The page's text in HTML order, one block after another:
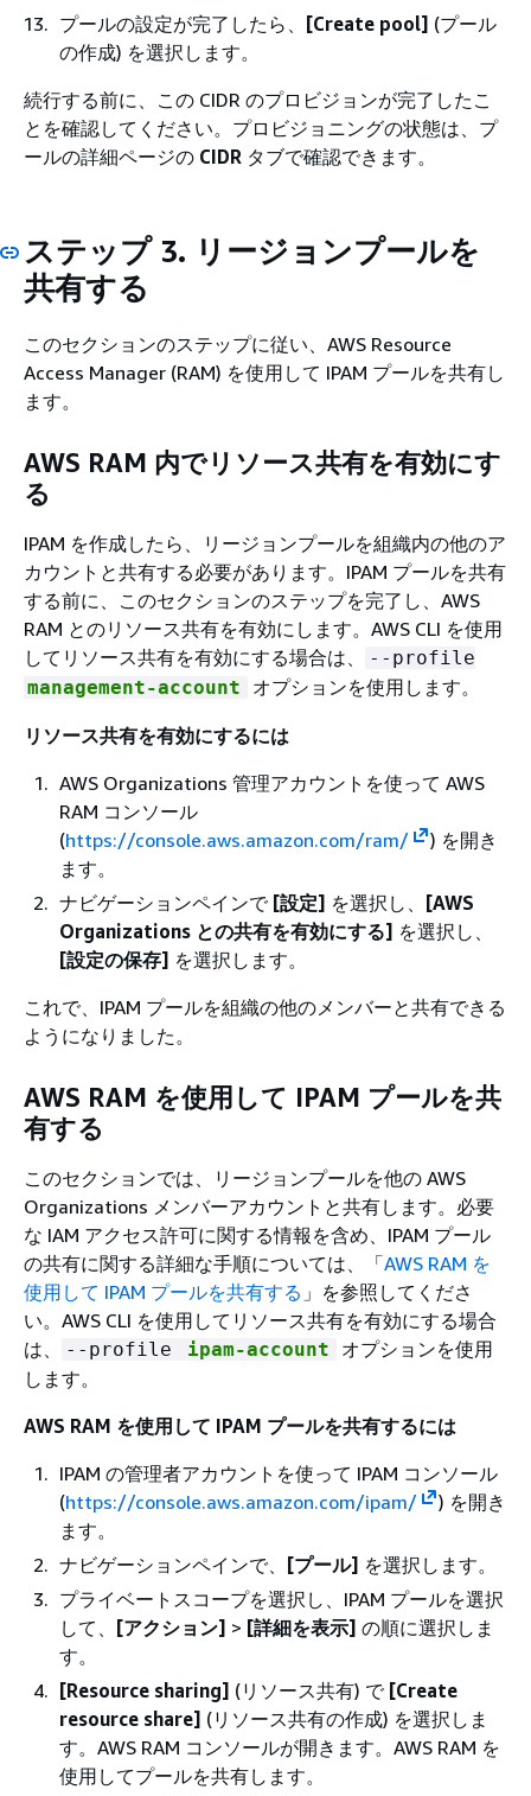
プールの設定が完了したら、
[Create pool] (プール
の作成) を選択します。
続行する前に、この CIDR のプロビジョンが完了したこ
とを確認してください。プロビジョニングの状態は、プ
ールの詳細ページの CIDR タブで確認できます。
ステップ 3. リージョンプールを
共有する
このセクションのステップに従い、AWS Resource
Access Manager (RAM) を使用して IPAM プールを共有し
ます。
AWS RAM 内でリソース共有を有効にす
る
IPAM を作成したら、リージョンプールを組織内の他のア
カウントと共有する必要があります。IPAM プールを共有
する前に、このセクションのステップを完了し、AWS
RAM とのリソース共有を有効にします。AWS CLI を使用
してリソース共有を有効にする場合は、
--profile
management-account
オプションを使用します。
リソース共有を有効にするには
AWS Organizations 管理アカウントを使って AWS
RAM コンソール
(https://console.aws.amazon.com/ram/
) を開き
ます。
ナビゲーションペインで [設定] を選択し、 [AWS
Organizations との共有を有効にする] を選択し、
[設定の保存] を選択します。
これで、IPAM プールを組織の他のメンバーと共有できる
ようになりました。
AWS RAM を使用して IPAM プールを共
有する
このセクションでは、リージョンプールを他の AWS
Organizations メンバーアカウントと共有します。必要
な IAM アクセス許可に関する情報を含め、IPAM プール
の共有に関する詳細な手順については、「AWS RAM を
使用して IPAM プールを共有する 」を参照してくださ
い。AWS CLI を使用してリソース共有を有効にする場合
は、
--profile ipam-account
オプションを使用
します。
AWS RAM を使用して IPAM プールを共有するには
IPAM の管理者アカウントを使って IPAM コンソール
(https://console.aws.amazon.com/ipam/
) を開き
ます。
ナビゲーションペインで、 [プール] を選択します。
プライベートスコープを選択し、IPAM プールを選択
して、 [アクション] > [詳細を表示] の順に選択しま
す。
[Resource sharing] (リソース共有) で [Create
resource share] (リソース共有の作成) を選択しま
す。AWS RAM コンソールが開きます。AWS RAM を
使用してプールを共有します。